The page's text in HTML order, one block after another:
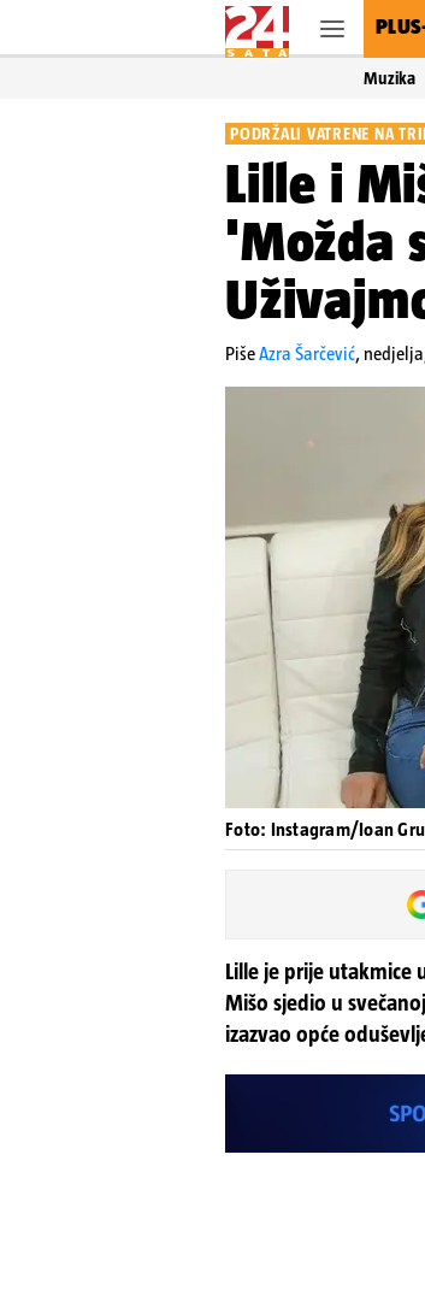
Muzika
PODRŽALI VATRENE NA
Lille i
'Možda
PišeAzra Šarčević,
Foto: Instagram/Ioan
Lille je prije utakmice
Mišo sjedio u
izazvao opće